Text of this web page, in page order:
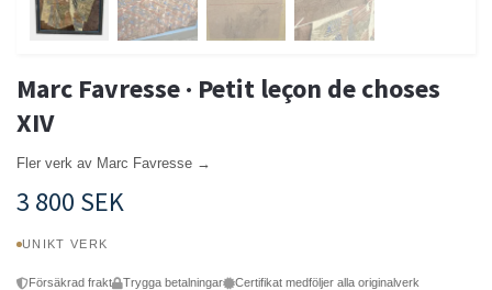
Marc Favresse · Petit leçon de choses
XIV
Fler verk av Marc Favresse →
3 800 SEK
UNIKT VERK
Försäkrad frakt Trygga betalningar
Certifikat medföljer alla originalverk